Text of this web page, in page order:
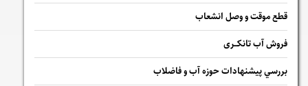
قطع موقت و وصل انشعاب
فروش آب تانکــری
بررسي پيشنهادات حوزه آب و فاضلاب